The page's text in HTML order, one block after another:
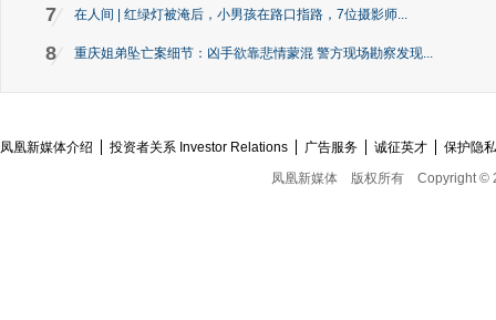
7 在人间 | 红绿灯被淹后，小男孩在路口指路，7位摄影师...
8 重庆姐弟坠亡案细节：凶手欲靠悲情蒙混 警方现场勘察发现...
凤凰新媒体介绍 投资者关系 Investor Relations 广告服务 诚征英才
保护隐
凤凰新媒体
版权所有 Copyright ©